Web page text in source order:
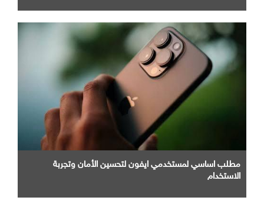
مطلب اساسي لمستخدمي ايفون لتحسين الأمان وتجربة
الاستخدام